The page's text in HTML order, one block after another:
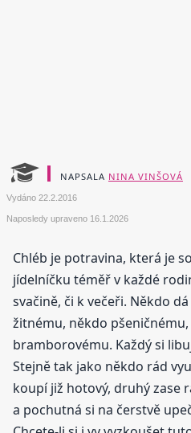
NAPSALA NINA VINŠOVÁ
Vydáno 22.2.2016
Naposledy upraveno 16.1.2026
Chléb je potravina, která je
jídelníčku téměř v každé
svačině, či k večeři. Někdo
žitnému, někdo
bramborovému. Každý si
Stejně tak jako někdo rád
koupí již hotový, druhý zase
a pochutná si na čerstvě